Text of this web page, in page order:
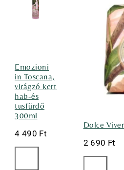
Emozioni
in Toscana,
virágzó kert
hab-és
tusfürdő
300ml
4 490 Ft
Dolce
2 690 Ft